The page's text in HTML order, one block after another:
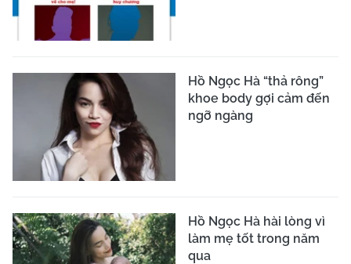
Hồ Ngọc Hà “thả rông”
khoe body gợi cảm đến
ngỡ ngàng
Hồ Ngọc Hà hài lòng vì
làm mẹ tốt trong năm
qua